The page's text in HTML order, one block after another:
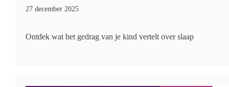
27 december 2025
Ontdek wat het gedrag van je kind vertelt over slaap